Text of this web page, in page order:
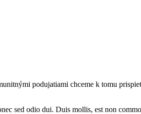
podujatiami chceme k tomu
sed odio dui. Duis mollis, est non